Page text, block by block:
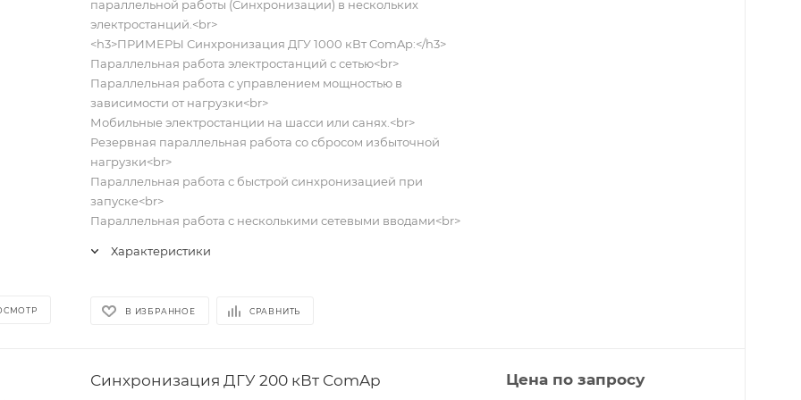
параллельной работы (Синхронизации) в нескольких
электростанций.<br>
<h3>ПРИМЕРЫ Синхронизация ДГУ 1000 кВт ComAp:</h3>
Параллельная работа электростанций с сетью<br>
Параллельная работа с управлением мощностью в
зависимости от нагрузки<br>
Мобильные электростанции на шасси или санях.<br>
Резервная параллельная работа со сбросом избыточной
нагрузки<br>
Параллельная работа с быстрой синхронизацией при
запуске<br>
Параллельная работа с несколькими сетевыми вводами<br>
Характеристики
В ИЗБРАННОЕ СРАВНИТЬ
Синхронизация ДГУ 200 кВт ComAp Цена по запросу